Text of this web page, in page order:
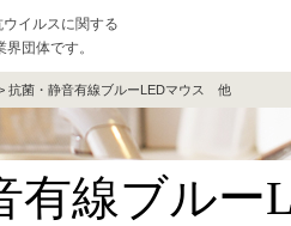
イルスに関する
団体です。
抗菌・静音有線ブルーLEDマウス 他
有線ブル